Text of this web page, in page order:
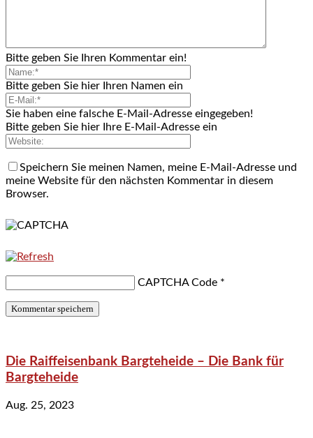
Bitte geben Sie Ihren Kommentar ein!
Bitte geben Sie hier Ihren Namen ein
Sie haben eine falsche E-Mail-Adresse eingegeben!
Bitte geben Sie hier Ihre E-Mail-Adresse ein
Speichern Sie meinen Namen, meine E-Mail-Adresse und
meine Website für den nächsten Kommentar in diesem
Browser.
CAPTCHA Code *
Die Raiffeisenbank Bargteheide – Die Bank für
Bargteheide
Aug. 25, 2023